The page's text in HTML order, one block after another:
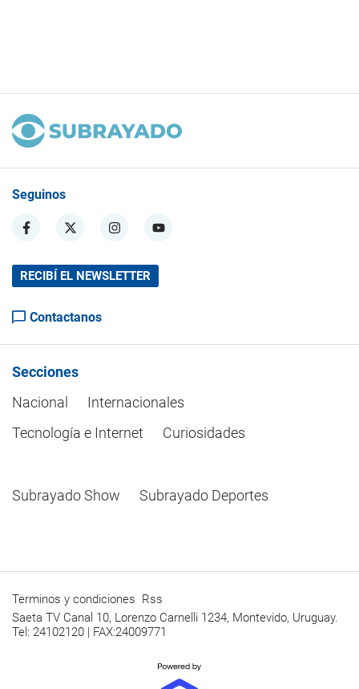
Seguinos
RECIBÍ EL NEWSLETTER
Contactanos
Secciones
Nacional
Internacionales
Tecnología e Internet
Curiosidades
Subrayado Show Subrayado Deportes
Terminos y condiciones Rss
Saeta TV Canal 10, Lorenzo Carnelli 1234, Montevido, Uruguay.
Tel: 24102120 | FAX:24009771